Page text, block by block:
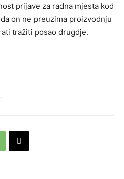
prijave za radna mjesta kod
on ne preuzima proizvodnju
tražiti posao drugdje.